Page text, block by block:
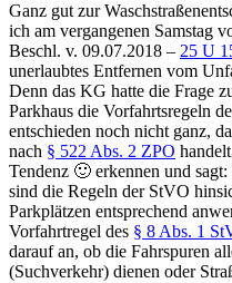
Ganz gut zur
ich am vergangenen Samstag
Beschl. v. 09.07.2018 – 25 U
unerlaubtes Entfernen vom
Denn das KG hatte die Frage
Parkhaus die Vorfahrtsregeln
entschieden noch nicht ganz,
nach § 522 Abs. 2 ZPO
Tendenz 🙂 erkennen und
sind die Regeln der StVO
Parkplätzen entsprechend
Vorfahrtregel des § 8 Abs. 1
darauf an, ob die Fahrspuren
(Suchverkehr) dienen oder